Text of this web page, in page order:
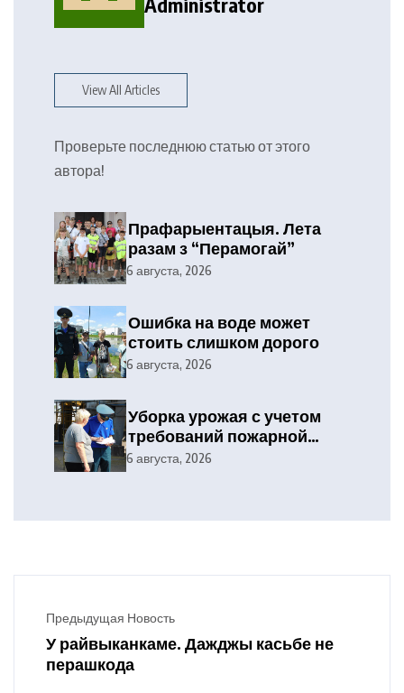
View All Articles
Проверьте последнюю статью от этого
автора!
Прафарыентацыя. Лета
разам з “Перамогай”
6 августа, 2026
Ошибка на воде может
стоить слишком дорого
6 августа, 2026
Уборка урожая с учетом
требований пожарной
безопасности
6 августа, 2026
Предыдущая Новость
У райвыканкаме. Дажджы касьбе не
перашкода